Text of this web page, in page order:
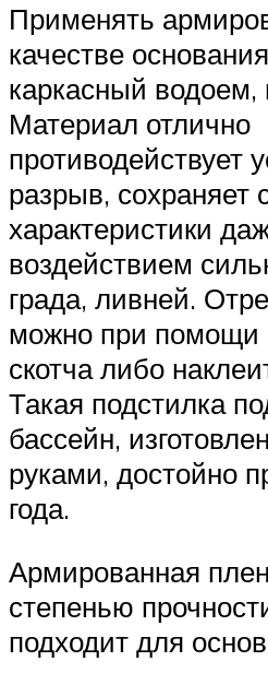
Применять
качестве
каркасный водоем,
Материал отлично
противодействует
разрыв, сохраняет
характеристики
воздействием
града, ливней.
можно при помощи
скотча либо
Такая подстилка
бассейн,
руками, достойно
года.
Армированная
степенью
подходит для